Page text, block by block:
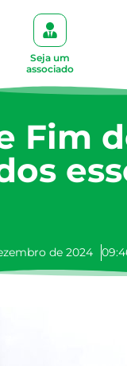
Seja um
associado
Fim
de 2024